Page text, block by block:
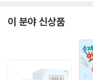
이 분야 신상품